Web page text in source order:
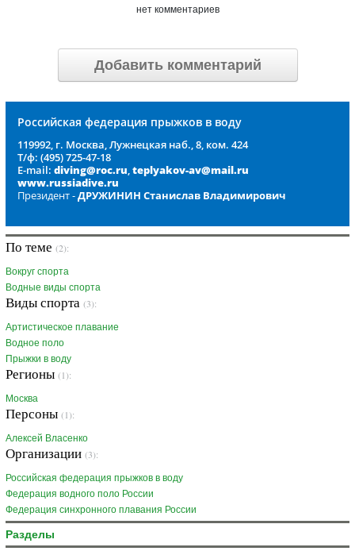
нет комментариев
Добавить комментарий
Российская федерация прыжков в воду
119992, г. Москва, Лужнецкая наб., 8, ком. 424
Т/ф: (495) 725-47-18
E-mail: diving@roc.ru,teplyakov-av@mail.ru
www.russiadive.ru
Президент -ДРУЖИНИН Станислав Владимирович
По теме (2):
Вокруг спорта
Водные виды спорта
Виды спорта (3):
Артистическое плавание
Водное поло
Прыжки в воду
Регионы (1):
Москва
Персоны (1):
Алексей Власенко
Организации (3):
Российская федерация прыжков в воду
Федерация водного поло России
Федерация синхронного плавания России
Разделы